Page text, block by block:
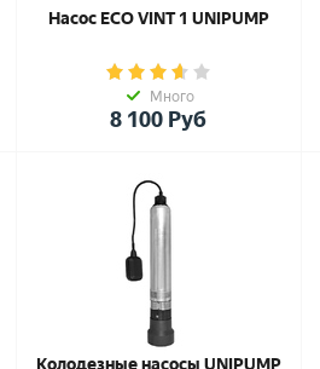
Насос ECO VINT 1 UNIPUMP
Много
8 100 Руб